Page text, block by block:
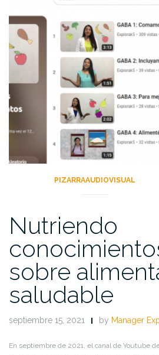
PIZARRAAUDIOVISUAL
Nutriendo
sobre
saludable
septiembre 15, 2021 by Manager
En septiembre de 2021, el canal de Youtube